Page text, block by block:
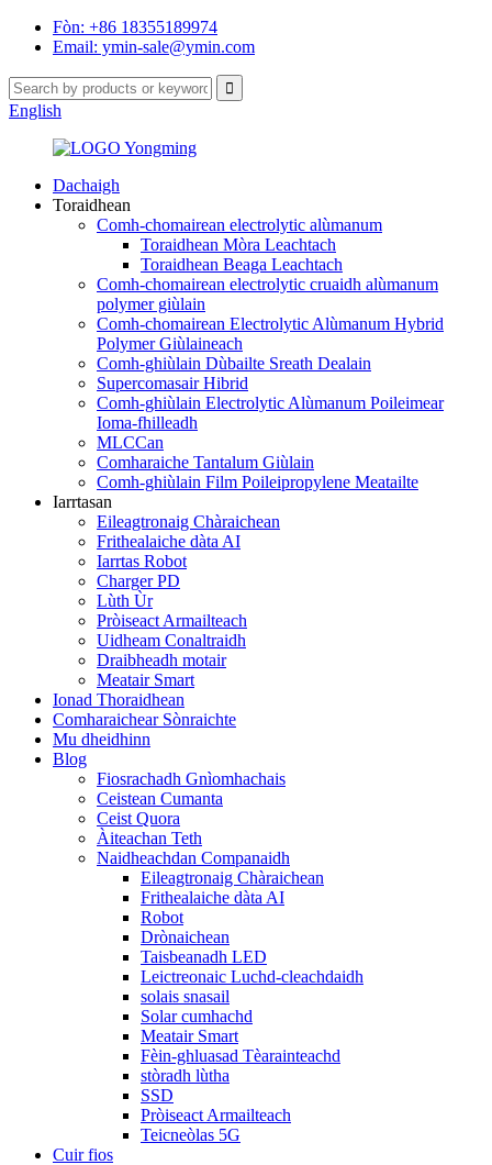
Fòn: +86 18355189974
Email: ymin-sale@ymin.com
English
Dachaigh
Toraidhean
Comh-chomairean electrolytic alùmanum
Toraidhean Mòra Leachtach
Toraidhean Beaga Leachtach
Comh-chomairean electrolytic cruaidh alùmanum
polymer giùlain
Comh-chomairean Electrolytic Alùmanum Hybrid
Polymer Giùlaineach
Comh-ghiùlain Dùbailte Sreath Dealain
Supercomasair Hibrid
Comh-ghiùlain Electrolytic Alùmanum Poileimear
Ioma-fhilleadh
MLCCan
Comharaiche Tantalum Giùlain
Comh-ghiùlain Film Poileipropylene Meatailte
Iarrtasan
Eileagtronaig Chàraichean
Frithealaiche dàta AI
Iarrtas Robot
Charger PD
Lùth Ùr
Pròiseact Armailteach
Uidheam Conaltraidh
Draibheadh ​​​​​​motair
Meatair Smart
Ionad Thoraidhean
Comharaichear Sònraichte
Mu dheidhinn
Blog
Fiosrachadh Gnìomhachais
Ceistean Cumanta
Ceist Quora
Àiteachan Teth
Naidheachdan Companaidh
Eileagtronaig Chàraichean
Frithealaiche dàta AI
Robot
Drònaichean
Taisbeanadh LED
Leictreonaic Luchd-cleachdaidh
solais snasail
Solar cumhachd
Meatair Smart
Fèin-ghluasad Tèarainteachd
stòradh lùtha
SSD
Pròiseact Armailteach
Teicneòlas 5G
Cuir fios